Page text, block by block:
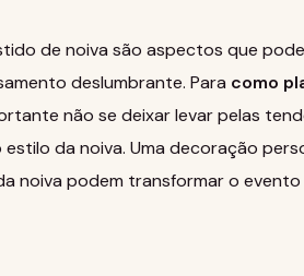
de noiva são aspectos que
deslumbrante. Para como
não se deixar levar pelas
da noiva. Uma decoração
noiva podem transformar o evento